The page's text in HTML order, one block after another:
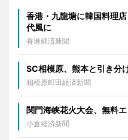
香港・九龍塘に韓国料理
代風に
香港経済新聞
SC相模原、熊本と引き
相模原町田経済新聞
関門海峡花火大会、無料
小倉経済新聞